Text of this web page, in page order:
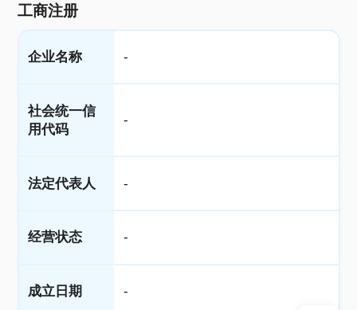
工商注册
企业名称 -
社会统一信
用代码
-
法定代表人 -
经营状态 -
成立日期 -